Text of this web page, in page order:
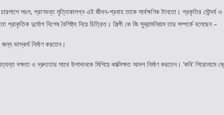
সচল, প্রাণবন্ত মৃত্তিকালগ্ন এই জীবন-প্রবাহ তাকে সার্বক্ষণিক টানতো। প্রকৃতির সৌন্দর্য ও
দুর্যোগ বিশেষ বৈশিষ্ট্য নিয়ে চিত্রিত। শিল্পী কে জি সুব্রামনিয়াম তার সম্পর্কে বলেছেন –
ভাস্কর্য নির্মাণ করতেন।
দক্ষতা ও দ্রুততার সাথে উপাদানকে মিশিয়ে কাক্সিক্ষত আদল নির্মাণ করতেন। ‘কবি’ শিরোনামে